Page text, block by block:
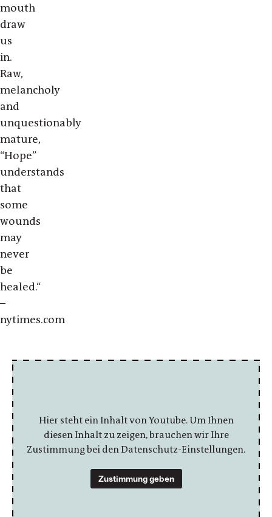
mouth
draw
us
in.
Raw,
melancholy
and
unquestionably
mature,
“Hope”
understands
that
some
wounds
may
never
be
healed.“
–
nytimes.com
Hier steht ein Inhalt von Youtube. Um Ihnen
diesen Inhalt zu zeigen, brauchen wir Ihre
Zustimmung bei den Datenschutz-Einstellungen.
Zustimmung geben